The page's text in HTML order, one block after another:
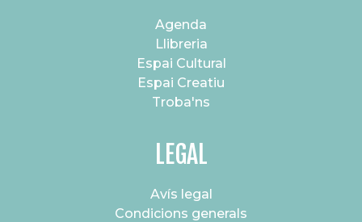
Agenda
Llibreria
Espai Cultural
Espai Creatiu
Troba'ns
LEGAL
Avís legal
Condicions generals